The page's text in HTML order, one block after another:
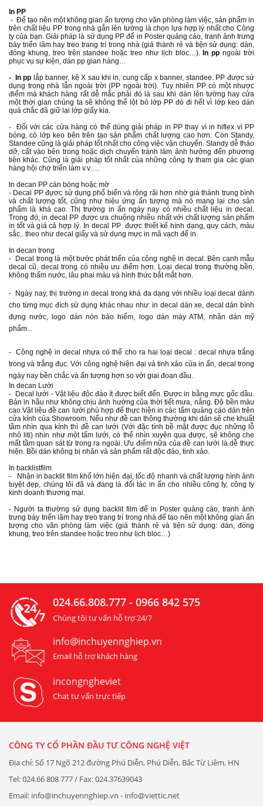
In PP
- Để tạo nên một không gia­n ấn tượng cho văn phòng làm việc, sản phẩm in
trên chất liệu PP trong nhà gắn lên tường là chọn lựa hợp lý nhất cho Công
ty của bạn. Giải pháp là sử dụng PP để in Poster quảng cáo, tranh ảnh trưng
bày triển lãm hay treo trang trí trong nhà (giá thành rẻ và tiện sử dụng: dán,
đóng khung, treo trên standee hoặc treo như lịch bloc…). In pp ngoài trời
phục vụ sự kiện, dán pp gian hàng…
- In pp lắp banner, kệ X sau khi in, cung cấp x banner, standee. PP được sử
dụng trong nhà lẫn ngoài trời (PP ngoài trời). Tuy nhiên PP có một nhược
điểm mà khách hàng rất dễ mắc phải đó là sau khi dán lên tường hay cửa
một thời gian chúng ta sẽ không thể lột bỏ lớp PP đó đi hết vì lớp keo dán
quá chắc đã giữ lại lớp giấy kia.
- Đối với các cửa hàng có thể dùng giải pháp in PP thay vì in hiflex vì PP
bóng, có lớp keo bên trên tạo sản phẩm chất lượng cao hơn. Còn Standy,
Standee cũng là giải pháp tốt nhất cho công việc vận chuyển. Standy dễ tháo
dỡ, cất vào bên trong hoặc dịch chuyển tránh làm ảnh hưởng đến phương
tiện khác. Cũng là giải pháp tốt nhất của những công ty tham gia các gian
hàng hội chợ triển làm v.v….
In decan PP cán bóng hoặc mờ
- Decal PP đựơc sử dụng phổ biến và rộng rãi hơn nhờ giá thành trung bình
và chất lượng tốt, cũng như hiệu ứng ấn tượng mà nó mang lại cho sản
phẩm là khá cao. Thị trường in ấn ngày nay có nhiều chất liệu in decal.
Trong đó, in decal PP được ưa chuộng nhiều nhất với chất lượng sản phẩm
in tốt và giá cả hợp lý. In decal PP được thiết kế hình dạng, quy cách, màu
sắc.. theo như decal giấy và sử dụng mực in mã vạch để in.
In decan trong
- Decal trong là một bước phát triển của công nghệ in decal. Bên cạnh mẫu
decal cũ, decal trong có nhiều ưu điểm hơn. Loại decal trong thường bền,
không thấm nước, lâu phai màu và hình thức bắt mắt hơn.
- Ngày nay, thị trường in decal trong khá đa dạng với nhiều loại decal dành
cho từng mục đích sử dụng khác nhau như: in decal dán xe, decal dán bình
đựng nước, logo dán nón bảo hiểm, logo dán máy ATM, nhãn dán mỹ
phẩm...
- Công nghệ in decal nhựa có thể cho ra hai loại decal : decal nhựa trắng
trong và trắng đục. Với công nghệ hiện đại và tinh xảo của in ấn, decal trong
ngày nay bền chắc và ấn tượng hơn so với giai đoạn đầu.
In decan Lưới
- Decal lưới - Vật liệu độc đáo ít được biết đến. Được in bằng mực gốc dầu.
Bản in hầu như không chịu ảnh hưởng của thời tiết mưa, nắng. Độ bền màu
cao.Vật liệu đề can lưới phù hợp để thực hiện in các tấm quảng cáo dán trên
cửa kính của Showroom. Nếu như đề can thông thường khi dán sẽ che khuất
tầm nhìn qua kính thì đề can lưới (Với đặc tính bề mặt được đục những lỗ
nhỏ liti) nhìn như một tấm lưới, có thể nhìn xuyên qua được, sẽ không che
mất tầm quan sát từ trong ra ngoài. Ưu điểm nữa của đề can lưới là dễ thực
hiện. Bồi dán không bị nhăn và sản phẩm rất độc đáo, tinh xảo.
In backlistfilm
- Nhận in backlit film khổ lớn hiện đại, tốc độ nhanh và chất lượng hình ảnh
tuyệt đẹp, chúng tôi đã và đang là đối tác in ấn cho nhiều công ty, công ty
kinh doanh thương mại.
- Người ta thường sử dụng backlit film để in Poster quảng cáo, tranh ảnh
trưng bày triển lãm hay treo trang trí trong nhà để tạo nên một không gian ấn
tượng cho văn phòng làm việc (giá thành rẻ và tiện sử dụng: dán, đóng
khung, treo trên standee hoặc treo như lịch bloc…)
024.66.808.777 - 0966 842 575
Chúng tôi tư vấn hỗ trợ 24/7
info@inchuyennghiep.vn
Email hỗ trợ khách hàng
incongngheviet
Chat tư vấn trực tiếp
CÔNG TY CỔ PHẦN ĐẦU TƯ CÔNG NGHỆ VIỆT
Địa chỉ: Số 17 Ngõ 212 đường Phú Diễn, Phú Diễn, Bắc Từ Liêm, HN
Tel: 024.66 808 777 / Fax: 024.37639043
Email: info@inchuyennghiep.vn - info@viettic.net